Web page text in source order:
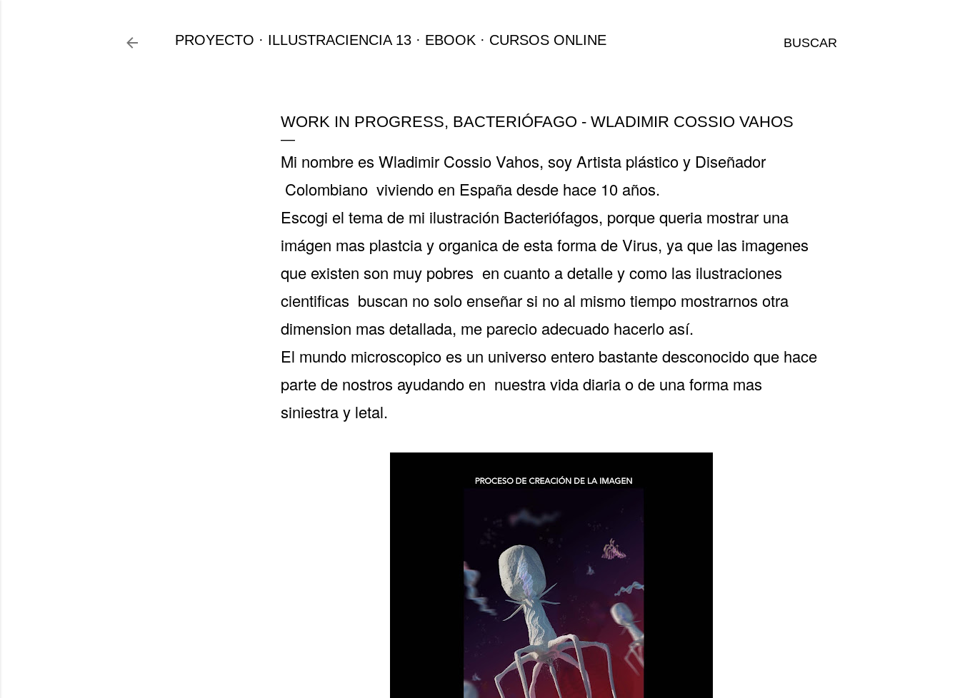
BUSCAR
PROYECTO ILLUSTRACIENCIA 13 EBOOK CURSOS ONLINE
WORK IN PROGRESS, BACTERIÓFAGO - WLADIMIR COSSIO VAHOS
Mi nombre es Wladimir Cossio Vahos, soy Artista plástico y Diseñador
Colombiano viviendo en España desde hace 10 años.
Escogi el tema de mi ilustración Bacteriófagos, porque queria mostrar una
imágen mas plastcia y organica de esta forma de Virus, ya que las imagenes
que existen son muy pobres en cuanto a detalle y como las ilustraciones
cientificas buscan no solo enseñar si no al mismo tiempo mostrarnos otra
dimension mas detallada, me parecio adecuado hacerlo así.
El mundo microscopico es un universo entero bastante desconocido que hace
parte de nostros ayudando en nuestra vida diaria o de una forma mas
siniestra y letal.